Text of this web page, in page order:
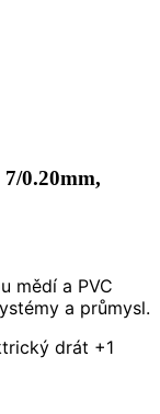
0.20mm,
mědí a PVC
a průmysl.
drát +1